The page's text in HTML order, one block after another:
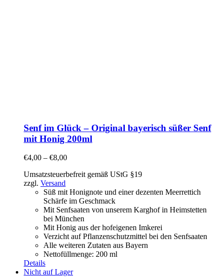
Senf im Glück – Original bayerisch süßer Senf
mit Honig 200ml
€4,00 – €8,00
Umsatzsteuerbefreit gemäß UStG §19
zzgl. Versand
Süß mit Honignote und einer dezenten Meerrettich
Schärfe im Geschmack
Mit Senfsaaten von unserem Karghof in Heimstetten
bei München
Mit Honig aus der hofeigenen Imkerei
Verzicht auf Pflanzenschutzmittel bei den Senfsaaten
Alle weiteren Zutaten aus Bayern
Nettofüllmenge: 200 ml
Details
Nicht auf Lager